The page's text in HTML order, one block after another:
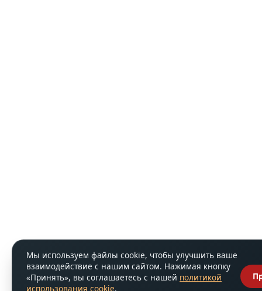
Мы используем файлы cookie, чтобы улучшить ваше
взаимодействие с нашим сайтом. Нажимая кнопку
«Принять», вы соглашаетесь с нашей политикой
использования cookie.